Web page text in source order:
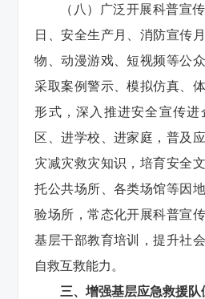
（八）广泛开展科普宣
日、安全生产月、消防宣传
物、动漫游戏、短视频等公
采取案例警示、模拟仿真、
形式，深入推进安全宣传进
区、进学校、进家庭，普及
灾减灾救灾知识，培育安全
托公共场所、各类场馆等因
验场所，常态化开展科普宣
基层干部教育培训，提升社
自救互救能力。
三、增强基层应急救援队